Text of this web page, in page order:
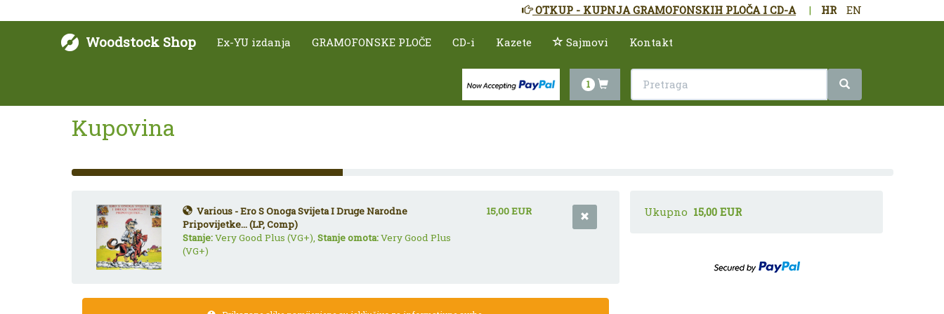
HR EN
|
OTKUP - KUPNJA GRAMOFONSKIH PLOČA I CD-A
Woodstock Shop Ex-YU izdanja GRAMOFONSKE PLOČE CD-i Kazete Sajmovi Kontakt
1
Kupovina
33%
Complete
Various - Ero S Onoga Svijeta I Druge Narodne
Pripovijetke... (LP, Comp)
Stanje:Very Good Plus (VG+),Stanje omota:Very Good Plus
(VG+)
15,00 EUR Ukupno 15,00 EUR